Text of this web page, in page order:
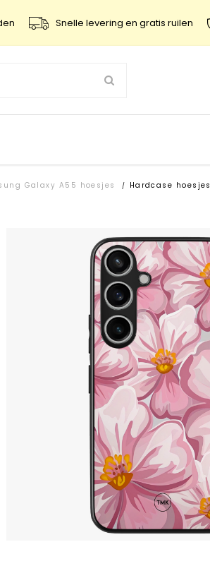
Snelle levering en gratis ruilen
Galaxy A55 hoesjes / Hardcase hoesjes